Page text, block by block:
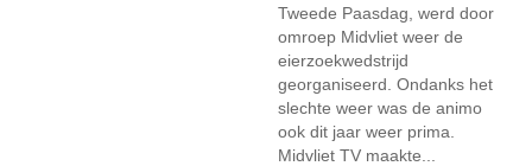
Tweede Paasdag, werd door
omroep Midvliet weer de
eierzoekwedstrijd
georganiseerd. Ondanks het
slechte weer was de animo
ook dit jaar weer prima.
Midvliet TV maakte...